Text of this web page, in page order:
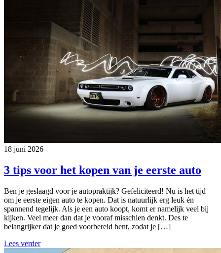
18 juni 2026
3 tips voor het kopen van je eerste auto
Ben je geslaagd voor je autopraktijk? Gefeliciteerd! Nu is het tijd
om je eerste eigen auto te kopen. Dat is natuurlijk erg leuk én
spannend tegelijk. Als je een auto koopt, komt er namelijk veel bij
kijken. Veel meer dan dat je vooraf misschien denkt. Des te
belangrijker dat je goed voorbereid bent, zodat je […]
Lees verder